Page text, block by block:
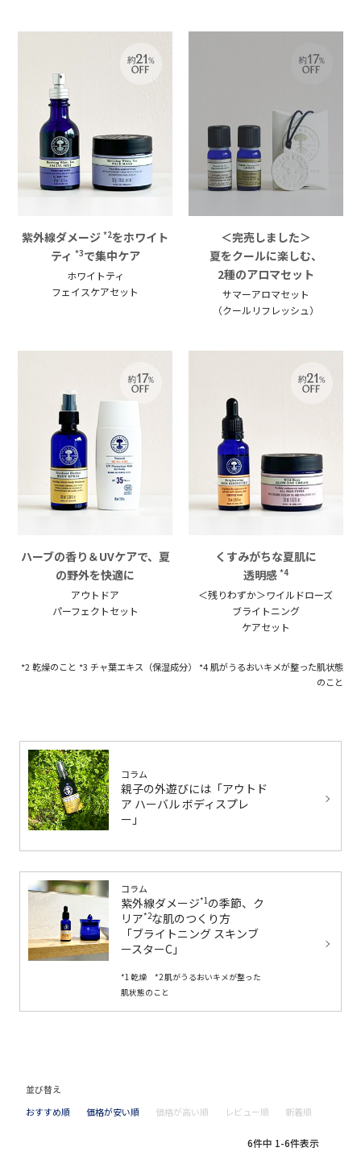
紫外線ダメージ*2をホワイト
ティ *3で集中ケア
ホワイトティ
フェイスケアセット
＜完売しました＞
夏をクールに楽しむ、
2種のアロマセット
サマーアロマセット
（クールリフレッシュ）
ハーブの香り＆UVケアで、夏
の野外を快適に
アウトドア
パーフェクトセット
くすみがちな夏肌に
透明感 *4
＜残りわずか＞ワイルドローズ
ブライトニング
ケアセット
*2 乾燥のこと *3 チャ葉エキス（保湿成分） *4 肌がうるおいキメが整った肌状態
のこと
コラム
親子の外遊びには「アウトド
ア ハーバル ボディスプレ
ー」
コラム
紫外線ダメージ*1の季節、ク
リア*2な肌のつくり方
「ブライトニング スキンブ
ースターC」
*1 乾燥 *2 肌がうるおいキメが整った
肌状態のこと
並び替え
おすすめ順
価格が安い順 価格が高い順 レビュー順 新着順
6件中 1-6件表示